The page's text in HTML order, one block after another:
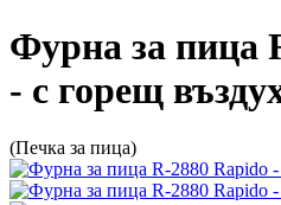
Фурна за пица
- с горещ
(Печка за пица)